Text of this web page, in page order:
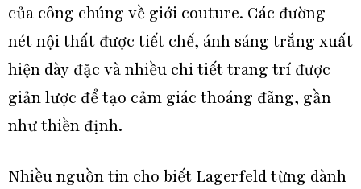
của công chúng về giới couture. Các đường
nét nội thất được tiết chế, ánh sáng trắng xuất
hiện dày đặc và nhiều chi tiết trang trí được
giản lược để tạo cảm giác thoáng đãng, gần
như thiền định.
Nhiều nguồn tin cho biết Lagerfeld từng dành